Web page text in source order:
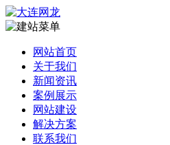
网站首页
关于我们
新闻资讯
案例展示
网站建设
解决方案
联系我们